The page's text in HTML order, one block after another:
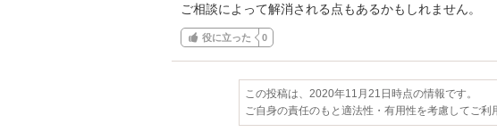
ご相談によって解消される点もあるかもしれません。
役に立った 0
この投稿は、2020年11月21日時点の情報です。
ご自身の責任のもと適法性・有用性を考慮してご利